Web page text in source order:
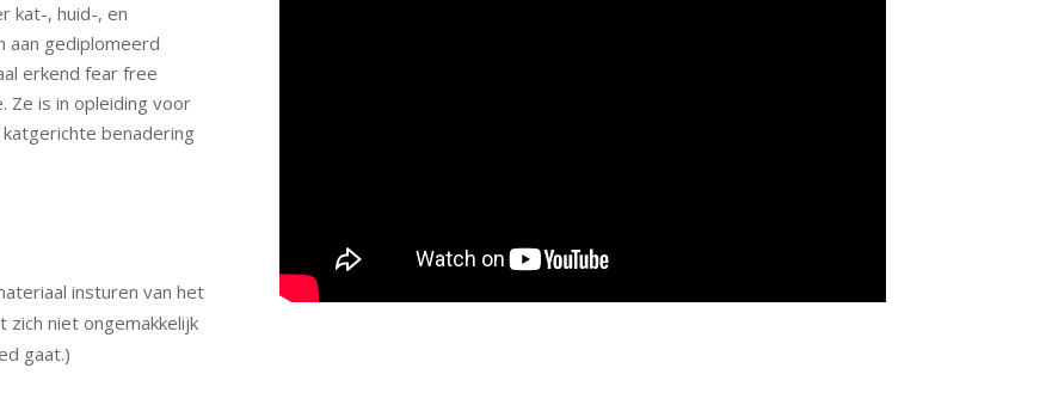
kat-, huid-, en
aan gediplomeerd
erkend fear free
Ze is in opleiding voor
benadering
insturen van het
niet ongemakkelijk
gaat.)